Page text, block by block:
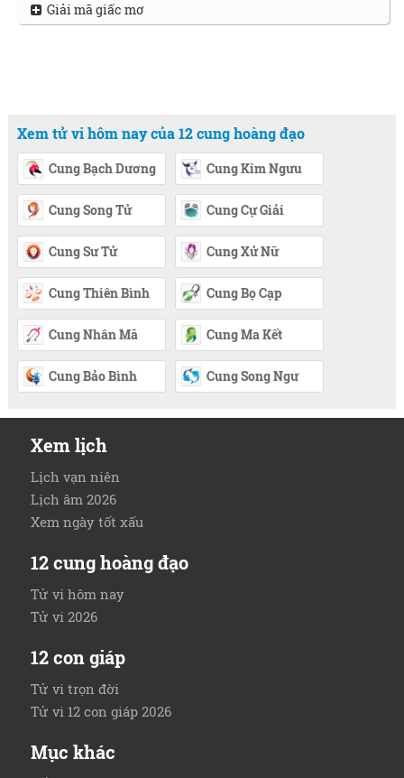
Giải mã giấc mơ
Xem tử vi hôm nay của 12 cung hoàng đạo
Cung Bạch Dương Cung Kim Ngưu
Cung Song Tử Cung Cự Giải
Cung Sư Tử Cung Xử Nữ
Cung Thiên Bình Cung Bọ Cạp
Cung Nhân Mã Cung Ma Kết
Cung Bảo Bình Cung Song Ngư
Xem lịch
Lịch vạn niên
Lịch âm 2026
Xem ngày tốt xấu
12 cung hoàng đạo
Tử vi hôm nay
Tử vi 2026
12 con giáp
Tử vi trọn đời
Tử vi 12 con giáp 2026
Mục khác